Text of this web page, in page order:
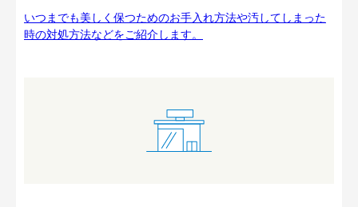
いつまでも美しく保つためのお手入れ方法や汚してしまった
時の対処方法などをご紹介します。